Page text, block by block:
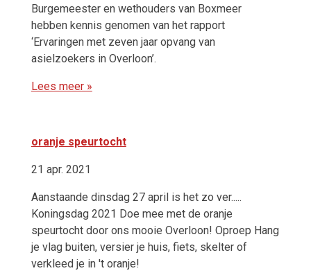
Burgemeester en wethouders van Boxmeer
hebben kennis genomen van het rapport
‘Ervaringen met zeven jaar opvang van
asielzoekers in Overloon’.
Lees meer »
oranje speurtocht
21 apr. 2021
Aanstaande dinsdag 27 april is het zo ver.....
Koningsdag 2021 Doe mee met de oranje
speurtocht door ons mooie Overloon! Oproep Hang
je vlag buiten, versier je huis, fiets, skelter of
verkleed je in 't oranje!